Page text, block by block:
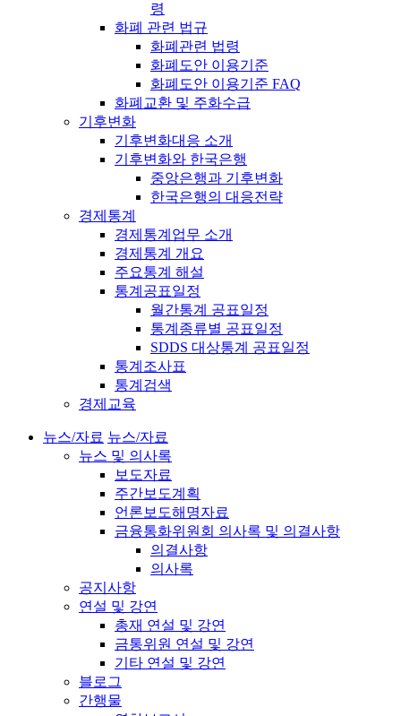
령
화폐 관련 법규
화폐관련 법령
화폐도안 이용기준
화폐도안 이용기준 FAQ
화폐교환 및 주화수급
기후변화
기후변화대응 소개
기후변화와 한국은행
중앙은행과 기후변화
한국은행의 대응전략
경제통계
경제통계업무 소개
경제통계 개요
주요통계 해설
통계공표일정
월간통계 공표일정
통계종류별 공표일정
SDDS 대상통계 공표일정
통계조사표
통계검색
경제교육
뉴스/자료 뉴스/자료
뉴스 및 의사록
보도자료
주간보도계획
언론보도해명자료
금융통화위원회 의사록 및 의결사항
의결사항
의사록
공지사항
연설 및 강연
총재 연설 및 강연
금통위원 연설 및 강연
기타 연설 및 강연
블로그
간행물